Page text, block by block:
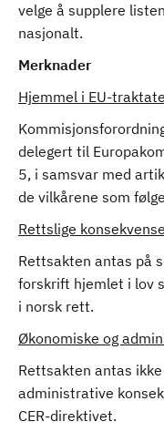
velge å supplere
nasjonalt.
Merknader
Hjemmel i EU-
delegert til
5, i samsvar med
de vilkårene som
Rettslige
Rettsakten antas på
forskrift hjemlet i lov
i norsk rett.
Økonomiske og
Rettsakten antas
administrative
CER-direktivet.